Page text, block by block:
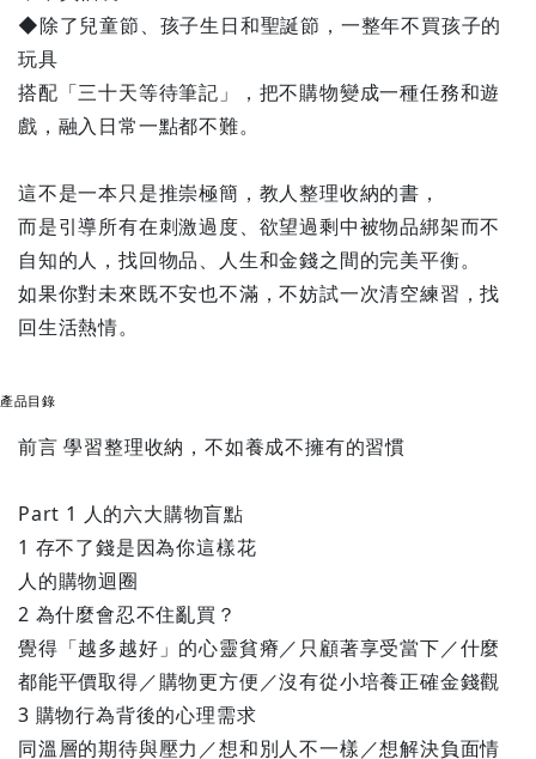
◆除了兒童節、孩子生日和聖誕節，一整年不買孩子的
玩具
搭配「三十天等待筆記」，把不購物變成一種任務和遊
戲，融入日常一點都不難。
這不是一本只是推崇極簡，教人整理收納的書，
而是引導所有在刺激過度、欲望過剩中被物品綁架而不
自知的人，找回物品、人生和金錢之間的完美平衡。
如果你對未來既不安也不滿，不妨試一次清空練習，找
回生活熱情。
產品目錄
前言 學習整理收納，不如養成不擁有的習慣
Part 1 人的六大購物盲點
1 存不了錢是因為你這樣花
人的購物迴圈
2 為什麼會忍不住亂買？
覺得「越多越好」的心靈貧瘠／只顧著享受當下／什麼
都能平價取得／購物更方便／沒有從小培養正確金錢觀
3 購物行為背後的心理需求
同溫層的期待與壓力／想和別人不一樣／想解決負面情